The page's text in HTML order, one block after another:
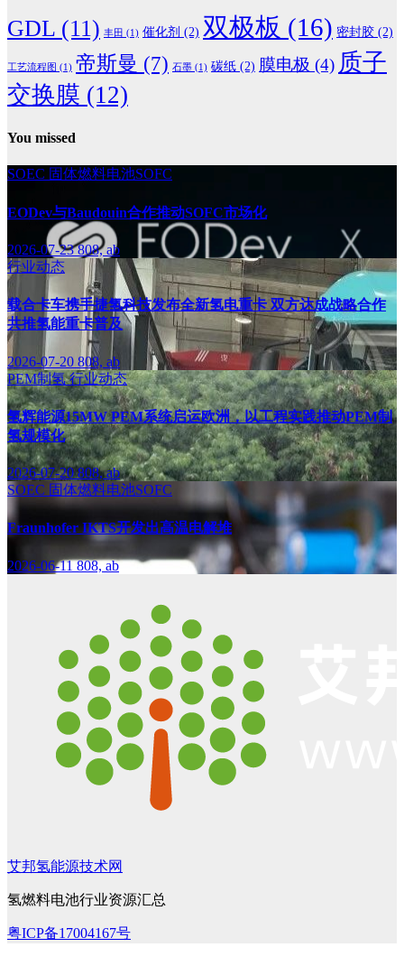
GDL (11) 丰田 (1) 催化剂 (2) 双极板 (16) 密封胶 (2)
工艺流程图 (1) 帝斯曼 (7) 石墨 (1) 碳纸 (2) 膜电极 (4) 质子
交换膜 (12)
You missed
SOEC 固体燃料电池SOFC
EODev与Baudouin合作推动SOFC市场化
2026-07-23808, ab
行业动态
载合卡车携手捷氢科技发布全新氢电重卡 双方达成战略合作
共推氢能重卡普及
2026-07-20 808, ab
PEM制氢行业动态
氢辉能源15MW PEM系统启运欧洲，以工程实践推动PEM制
氢规模化
2026-07-20808, ab
SOEC 固体燃料电池SOFC
Fraunhofer IKTS开发出高温电解堆
2026-06-11808, ab
艾邦氢能源技术网
氢燃料电池行业资源汇总
粤ICP备17004167号